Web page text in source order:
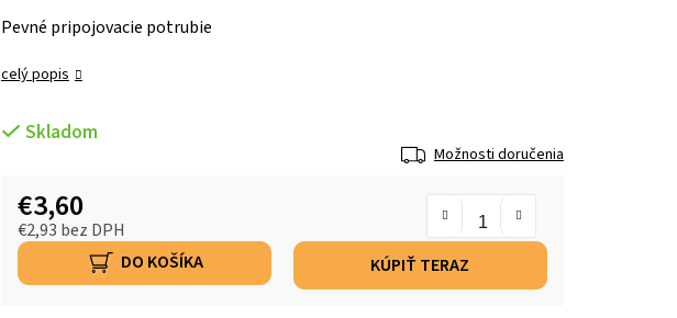
Pevné pripojovacie potrubie
celý popis
Skladom
Možnosti doručenia
€3,60
€2,93 bez DPH
DO KOŠÍKA
KÚPIŤ TERAZ